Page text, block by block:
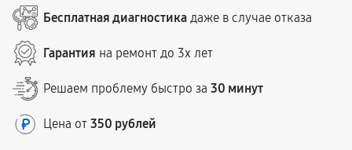
Бесплатная диагностика даже в случае отказа
Гарантия на ремонт до 3х лет
Решаем проблему быстро за 30 минут
Цена от 350 рублей